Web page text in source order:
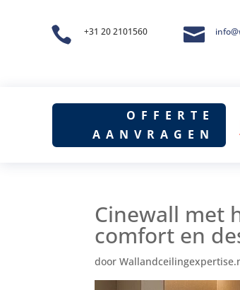
 +31 20 2101560 
OFFERTE
AANVRAGEN
Cinewall met
comfort en
door